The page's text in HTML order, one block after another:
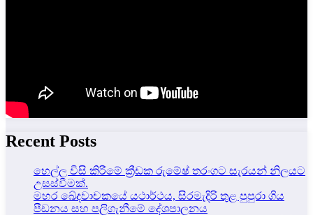
Recent Posts
හෙල්ල විසි කිරීමේ ක්‍රීඩක රුමේෂ් තරංගට සැරයන් නිලයට
උසස්වීමක්.
මහර ඛේදවාචකයේ යථාර්ථය, සිරමැදිරි තුළ පුපුරා ගිය
පීඩනය සහ පලිගැනීමේ දේශපාලනය